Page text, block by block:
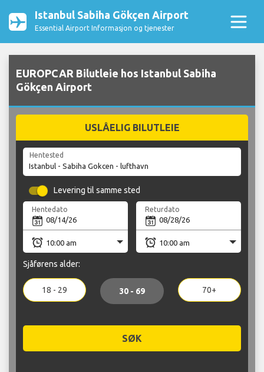
Istanbul Sabiha Gökçen Airport
Essential Airport Informasjon og tjenester
EUROPCAR Bilutleie hos Istanbul Sabiha
Gökçen Airport
USLÅELIG BILUTLEIE
Hentested
Levering til samme sted
Hentedato Returdato
Sjåførens alder:
18 - 29 30 - 69 70+
SØK